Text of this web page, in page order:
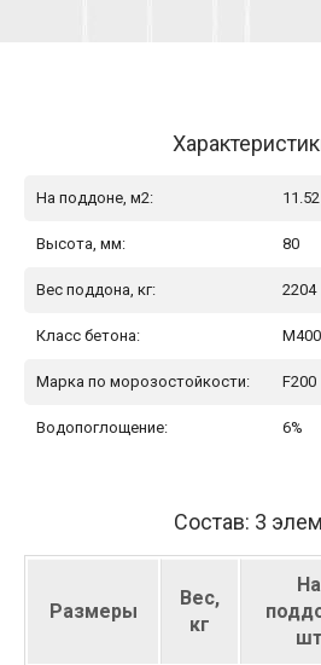
На поддоне, м2: 11.52
Высота, мм: 80
Вес поддона, кг: 2204
Класс бетона: М400
Марка по морозостойкости: F200
Водопоглощение: 6%
Состав: 3
Размеры
Вес,
кг
На
шт